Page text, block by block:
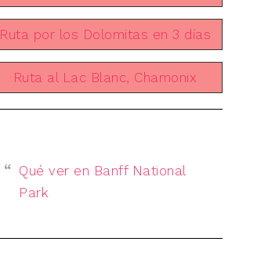
Ruta por los Dolomitas en 3 días
Ruta al Lac Blanc, Chamonix
Qué ver en Banff National
Park